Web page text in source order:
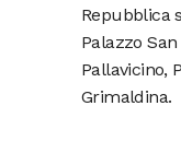
Repubblica
Palazzo
Pallavicino,
Grimaldina.